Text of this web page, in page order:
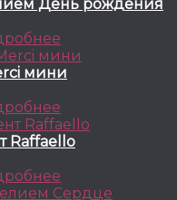
День рождения
мини
Raffaello